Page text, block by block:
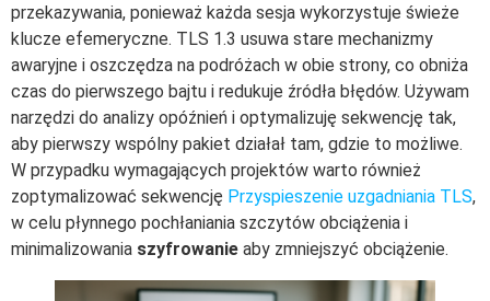
przekazywania, ponieważ każda sesja wykorzystuje świeże
klucze efemeryczne. TLS 1.3 usuwa stare mechanizmy
awaryjne i oszczędza na podróżach w obie strony, co obniża
czas do pierwszego bajtu i redukuje źródła błędów. Używam
narzędzi do analizy opóźnień i optymalizuję sekwencję tak,
aby pierwszy wspólny pakiet działał tam, gdzie to możliwe.
W przypadku wymagających projektów warto również
zoptymalizować sekwencję Przyspieszenie uzgadniania TLS,
w celu płynnego pochłaniania szczytów obciążenia i
minimalizowania szyfrowanie aby zmniejszyć obciążenie.